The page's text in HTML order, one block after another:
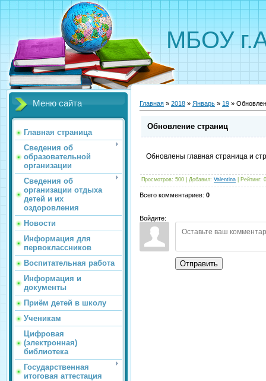
МБОУ
Меню сайта
Главная страница
Сведения об
образовательной
организации
Сведения об
организации отдыха
детей и их
оздоровления
Новости
Информация для
первоклассников
Воспитательная работа
Информация и
документы
Приём детей в школу
Ученикам
Цифровая
(электронная)
библиотека
Государственная
итоговая аттестация
Главная » 2018 » Январь » 19 »
Обновление страниц
Обновлены главная страница и
Просмотров: 500 Добавил: Valentina Рейтинг:
Всего комментариев: 0
Войдите:
Отправить